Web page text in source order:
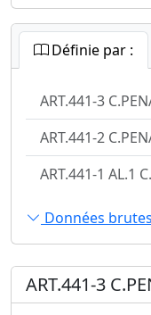
Définie par :
ART.441-3
ART.441-2
ART.441-1 AL.1
Données brutes
ART.441-3